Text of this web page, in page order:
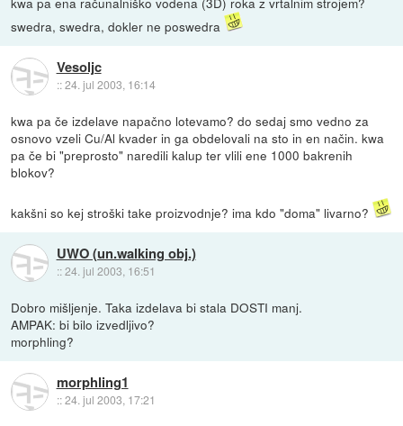
swedra, swedra, dokler ne poswedra
Vesoljc
::24. jul 2003, 16:14
kwa pa če izdelave napačno lotevamo? do sedaj smo vedno za
osnovo vzeli Cu/Al kvader in ga obdelovali na sto in en način. kwa
pa če bi "preprosto" naredili kalup ter vlili ene 1000 bakrenih
blokov?
kakšni so kej stroški take proizvodnje? ima kdo "doma" livarno?
UWO (un.walking obj.)
::24. jul 2003, 16:51
Dobro mišljenje. Taka izdelava bi stala DOSTI manj.
AMPAK: bi bilo izvedljivo?
morphling?
morphling1
::24. jul 2003, 17:21